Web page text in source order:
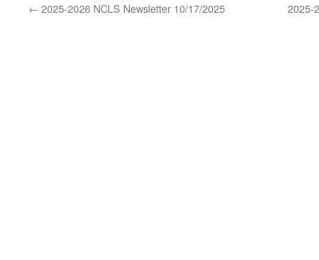
← 2025-2026 NCLS Newsletter 10/17/2025 2025-